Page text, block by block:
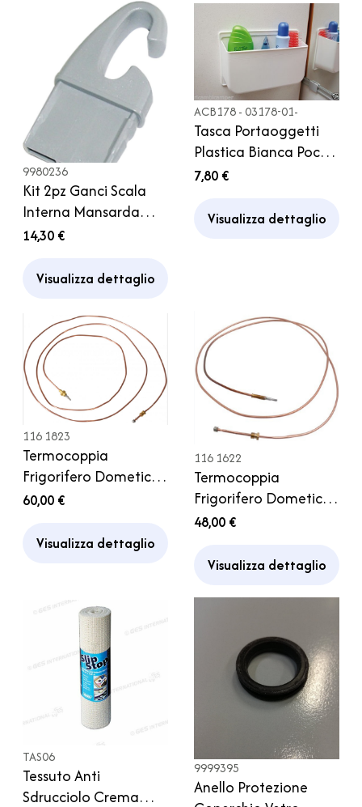
9980236
Kit 2pz Ganci Scala
Interna Mansarda
Hymer
14,30 €
Visualizza dettaglio
ACB178 - 03178-01-
Tasca Portaoggetti
Plastica Bianca Pocket
L Fiamma Camper
Cucina
7,80 €
Visualizza dettaglio
116 1823
Termocoppia
Frigorifero Dometic
RM 5310 5380 6400
60,00 €
Visualizza dettaglio
116 1622
Termocoppia
Frigorifero Dometic
RM 6401 - 4401
48,00 €
Visualizza dettaglio
TAS06
Tessuto Anti
Sdrucciolo Crema
9999395
Anello Protezione